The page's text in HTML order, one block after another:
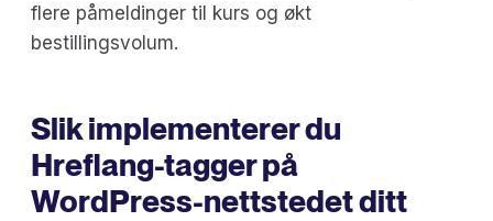
flere påmeldinger til kurs og økt
bestillingsvolum.
Slik implementerer du
Hreflang-tagger på
WordPress-nettstedet ditt